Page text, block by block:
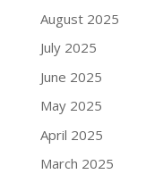
August 2025
July 2025
June 2025
May 2025
April 2025
March 2025